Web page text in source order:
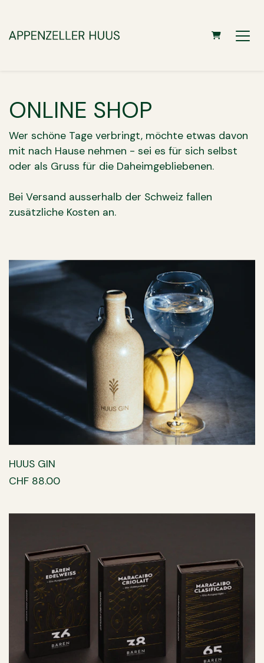
Warenkorb
ONLINE SHOP
Wer schöne Tage verbringt, möchte etwas davon
mit nach Hause nehmen - sei es für sich selbst
oder als Gruss für die Daheimgebliebenen.
Bei Versand ausserhalb der Schweiz fallen
zusätzliche Kosten an.
HUUS GIN
CHF 88.00